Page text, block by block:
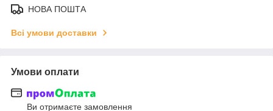
НОВА ПОШТА
Всі умови доставки
Умови оплати
Ви отримаєте замовлення